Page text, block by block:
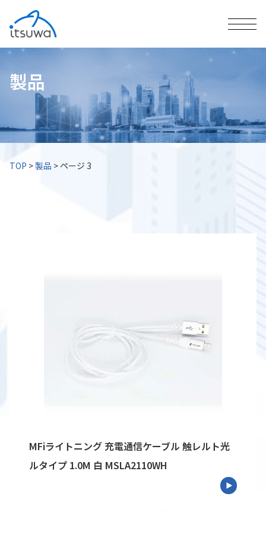
製品
TOP >製品 > ページ 3
MFiライトニング 充電通信ケーブル 触レルト光
ルタイプ 1.0M 白 MSLA2110WH